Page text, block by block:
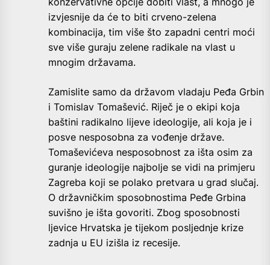
izvjesnije da će to biti crveno-zelena
kombinacija, tim više što zapadni centri moći
sve više guraju zelene radikale na vlast u
mnogim državama.
Zamislite samo da državom vladaju Peđa Grbin
i Tomislav Tomašević. Riječ je o ekipi koja
baštini radikalno lijeve ideologije, ali koja je i
posve nesposobna za vođenje države.
Tomaševićeva nesposobnost za išta osim za
guranje ideologije najbolje se vidi na primjeru
Zagreba koji se polako pretvara u grad slučaj.
O državničkim sposobnostima Peđe Grbina
suvišno je išta govoriti. Zbog sposobnosti
ljevice Hrvatska je tijekom posljednje krize
zadnja u EU izišla iz recesije.